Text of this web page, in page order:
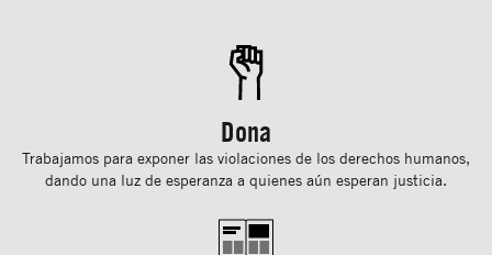
Dona
Trabajamos para exponer las violaciones de los derechos humanos,
dando una luz de esperanza a quienes aún esperan justicia.